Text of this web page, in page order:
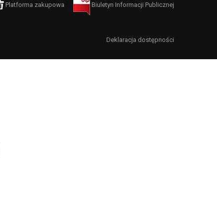
Platforma zakupowa Biuletyn Informacji Publicznej
Deklaracja dostępności